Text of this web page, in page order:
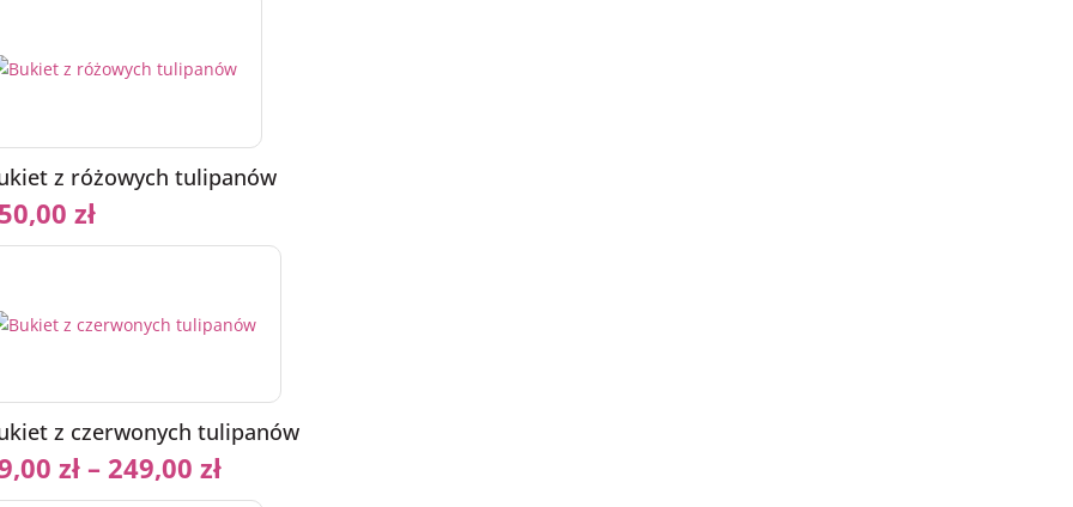
z różowych tulipanów
zł
z czerwonych tulipanów
zł– 249,00 zł